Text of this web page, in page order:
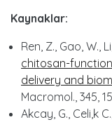
Kaynaklar:
Ren, Z., Gao, W.,
chitosan-
delivery and
Macromol., 345,
Akcay, G., Celi,k